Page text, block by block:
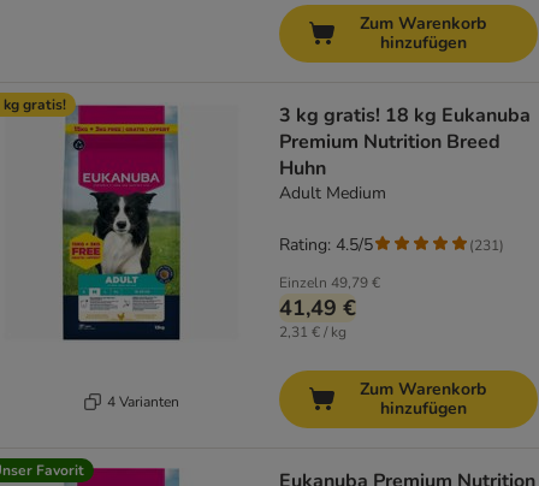
Zum Warenkorb
hinzufügen
kg gratis!
4 Varianten
3 kg gratis! 18 kg Eukanuba
Premium Nutrition Breed
Huhn
Adult Medium
Einzeln 49,79 €
41,49 €
2,31 € / kg
Rating: 4.5/5 (231)
Zum Warenkorb
hinzufügen
Favorit